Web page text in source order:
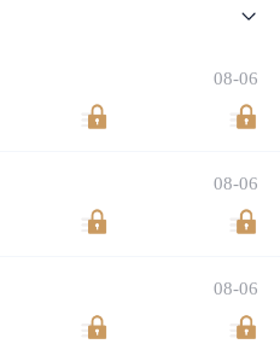
08-06
08-06
08-06